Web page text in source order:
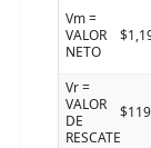
Vm =
VALOR
NETO
Vr =
VALOR
DE
RESCATE